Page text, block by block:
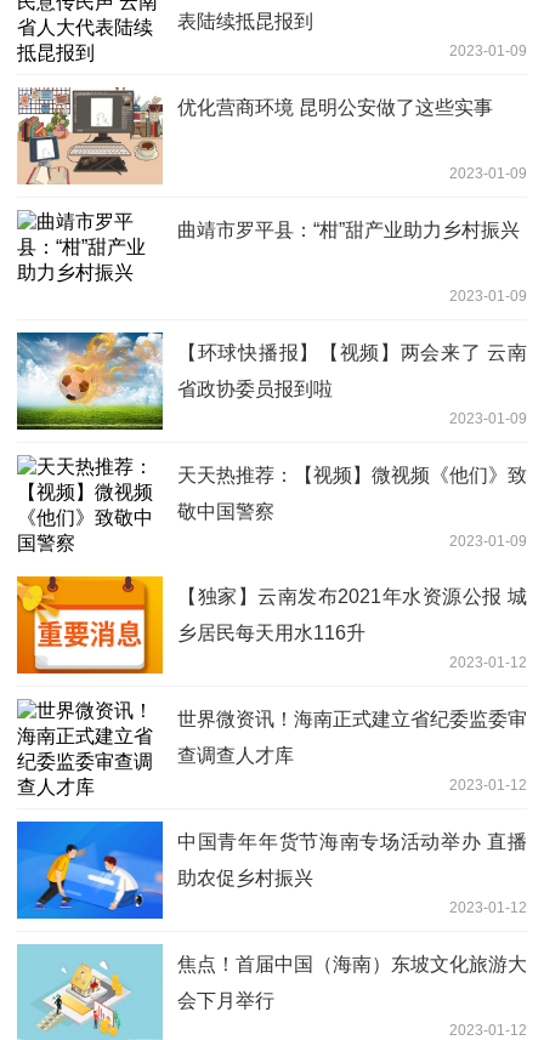
表陆续抵昆报到
2023-01-09
优化营商环境 昆明公安做了这些实事
2023-01-09
曲靖市罗平县：“柑”甜产业助力乡村振兴
2023-01-09
【环球快播报】【视频】两会来了 云南
省政协委员报到啦
2023-01-09
天天热推荐：【视频】微视频《他们》致
敬中国警察
2023-01-09
【独家】云南发布2021年水资源公报 城
乡居民每天用水116升
2023-01-12
世界微资讯！海南正式建立省纪委监委审
查调查人才库
2023-01-12
中国青年年货节海南专场活动举办 直播
助农促乡村振兴
2023-01-12
焦点！首届中国（海南）东坡文化旅游大
会下月举行
2023-01-12